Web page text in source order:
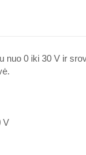
nuo 0 iki 30 V ir
V